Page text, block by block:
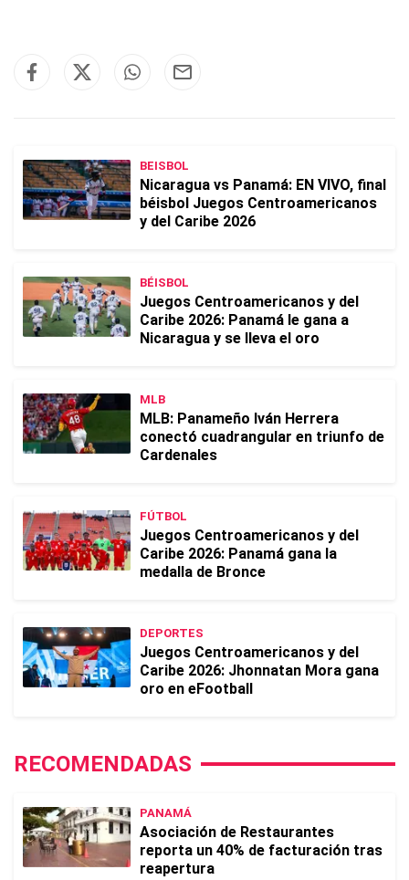
BEISBOL
Nicaragua vs Panamá: EN VIVO, final
béisbol Juegos Centroamericanos
y del Caribe 2026
BÉISBOL
Juegos Centroamericanos y del
Caribe 2026: Panamá le gana a
Nicaragua y se lleva el oro
MLB
MLB: Panameño Iván Herrera
conectó cuadrangular en triunfo de
Cardenales
FÚTBOL
Juegos Centroamericanos y del
Caribe 2026: Panamá gana la
medalla de Bronce
DEPORTES
Juegos Centroamericanos y del
Caribe 2026: Jhonnatan Mora gana
oro en eFootball
RECOMENDADAS
PANAMÁ
Asociación de Restaurantes
reporta un 40% de facturación tras
reapertura